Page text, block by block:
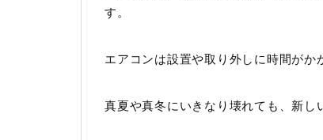
す。
エアコンは設置や取り外しに時間がか
真夏や真冬にいきなり壊れても、新し